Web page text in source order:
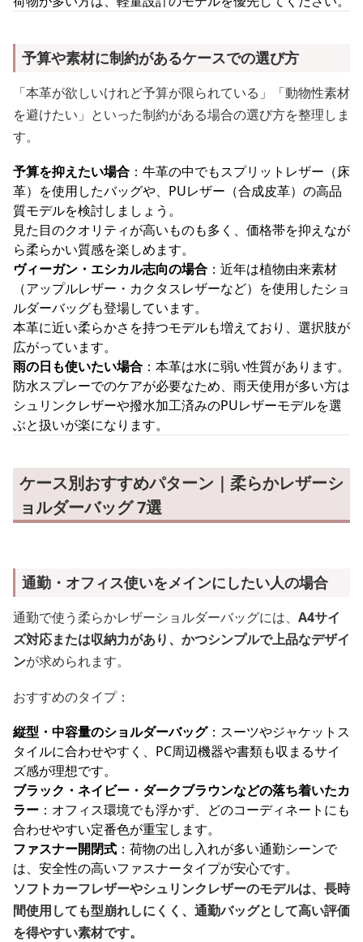
予算や素材に制約があるケースでの選び方
「本革が欲しいけれど予算が限られている」「動物性素材
を避けたい」といった制約がある場合の選び方を整理しま
す。
予算を抑えたい場合 ：牛革の中でもスプリットレザー（床
革）を使用したバッグや、PUレザー（合成皮革）の高品
質モデルを検討しましょう。
見た目のクオリティが高いものも多く、価格帯を抑えなが
ら柔らかい質感を楽しめます。
ヴィーガン・エシカル志向の場合 ：近年は植物由来素材
（アップルレザー・カクタスレザーなど）を使用したショ
ルダーバッグも登場しています。
本革に近い柔らかさを持つモデルも増えており、選択肢が
広がっています。
雨の日も使いたい場合 ：本革は水に弱い性質があります。
防水スプレーでのケアが必要なため、雨天使用が多い方は
シュリンクレザーや撥水加工済みのPUレザーモデルを選
ぶと扱いが楽になります。
ケース別おすすめパターン｜柔らかレザーシ
ョルダーバッグ 7選
通勤・オフィス使いをメインにしたい人の場合
通勤で使う柔らかレザーショルダーバッグには、 A4サイ
ズ対応または収納力があり、かつシンプルで上品なデザイ
ンが求められます。
おすすめのタイプ：
縦型・中容量のショルダーバッグ：スーツやジャケットス
タイルに合わせやすく、PC周辺機器や書類も収まるサイ
ズ感が理想です。
ブラック・ネイビー・ダークブラウンなどの落ち着いたカ
ラー ：オフィス環境でも浮かず、どのコーディネートにも
合わせやすい定番色が重宝します。
ファスナー開閉式 ：荷物の出し入れが多い通勤シーンで
は、安全性の高いファスナータイプが安心です。
ソフトカーフレザーやシュリンクレザーのモデルは、長時
間使用しても型崩れしにくく、通勤バッグとして高い評価
を得やすい素材です。